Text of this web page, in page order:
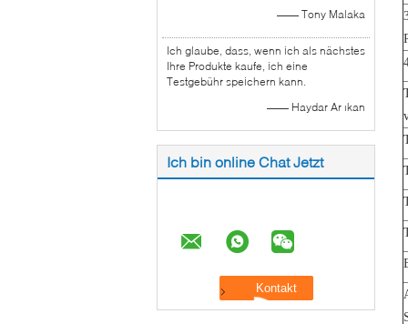
—— Tony Malaka
Ich glaube, dass, wenn ich als nächstes
Ihre Produkte kaufe, ich eine
Testgebühr speichern kann.
—— Haydar Ar ıkan
Ich bin online Chat Jetzt